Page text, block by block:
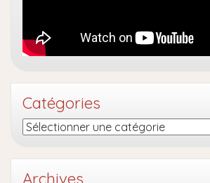
Catégories
Catégories
Archives